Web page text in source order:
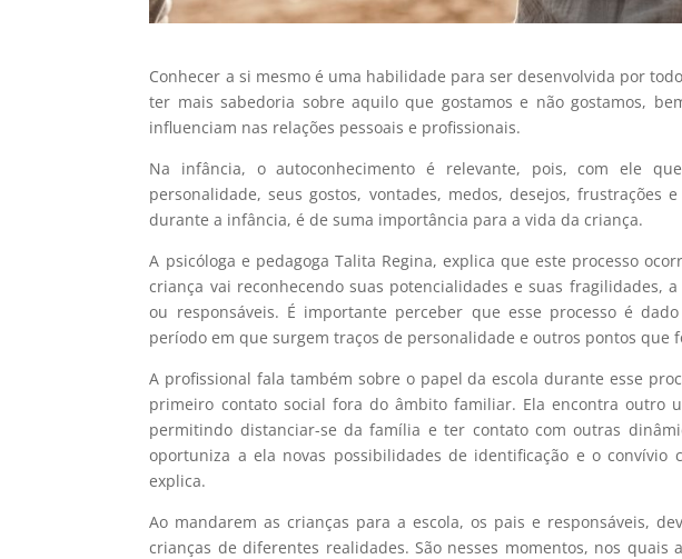
Conhecer a si mesmo é uma habilidade para ser desenvolvida por
ter mais sabedoria sobre aquilo que gostamos e não gostamos,
influenciam nas relações pessoais e profissionais.
Na infância, o autoconhecimento é relevante, pois, com ele
personalidade, seus gostos, vontades, medos, desejos, frustrações
durante a infância, é de suma importância para a vida da criança.
A psicóloga e pedagoga Talita Regina, explica que este processo
criança vai reconhecendo suas potencialidades e suas fragilidades,
ou responsáveis. É importante perceber que esse processo é
período em que surgem traços de personalidade e outros pontos que
A profissional fala também sobre o papel da escola durante esse
primeiro contato social fora do âmbito familiar. Ela encontra outro
permitindo distanciar-se da família e ter contato com outras
oportuniza a ela novas possibilidades de identificação e o convívio
explica.
Ao mandarem as crianças para a escola, os pais e responsáveis,
crianças de diferentes realidades. São nesses momentos, nos quais